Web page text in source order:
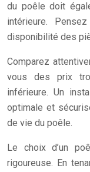
du poêle doit
intérieure.
disponibilité des
Comparez
vous des prix
inférieure. Un
optimale et
de vie du poêle.
Le choix d’un
rigoureuse. En